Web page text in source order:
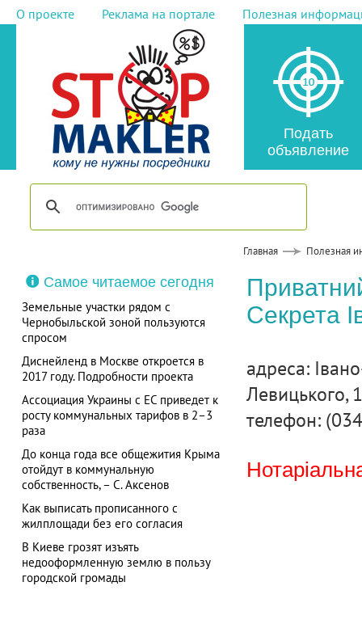
О проекте Реклама на портале Полезная
Подать
объявление
Главная Полезная
Самое читаемое сегодня
Земельные участки рядом с
Чернобыльской зоной пользуются
спросом
Диснейленд в Москве откроется в
2017 году. Подробности проекта
Ассоциация Украины с ЕС приведет к
росту коммунальных тарифов в 2–3
раза
До конца года все общежития Крыма
отойдут в коммунальную
собственность, – С. Аксенов
Как выписать прописанного с
жилплощади без его согласия
В Киеве грозят изъять
недооформленную землю в пользу
городской громады
Секрета
адреса:
Левицького, 1
телефон: